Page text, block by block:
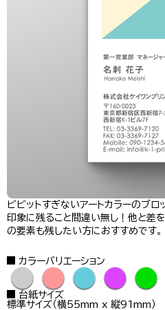
ビビットすぎないアートカラーのブロ
印象に残ること間違い無し！他と差
の要素も残したい方におすすめです。
カラーバリエーション
● ● ● ● ●
台紙サイズ
標準サイズ（横55mm x 縦91mm）